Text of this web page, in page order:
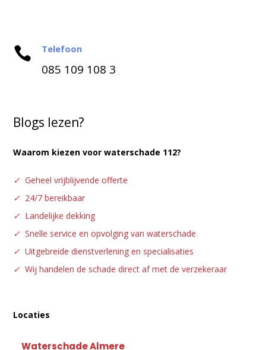
 Telefoon
085 109 108 3
Blogs lezen?
Waarom kiezen voor waterschade 112?
✓ Geheel vrijblijvende offerte
✓ 24/7 bereikbaar
✓ Landelijke dekking
✓ Snelle service en opvolging van waterschade
✓ Uitgebreide dienstverlening en specialisaties
✓ Wij handelen de schade direct af met de verzekeraar
Locaties
Waterschade Almere